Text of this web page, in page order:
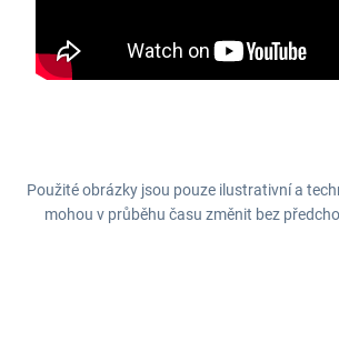
Použité obrázky jsou pouze ilustrativní a
mohou v průběhu času změnit bez